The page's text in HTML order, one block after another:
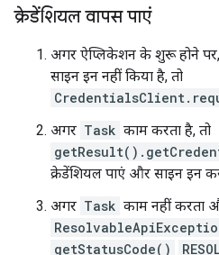
क्रेडेंशियल वापस पाएं
अगर ऐप्लिकेशन के शुरू होने
साइन इन नहीं किया है, तो
अगर Task काम करता है, तो
क्रेडेंशियल पाएं और साइन इन
अगर Task काम नहीं करता
getStatusCode()